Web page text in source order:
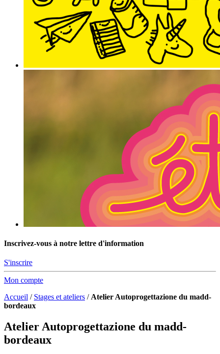
Inscrivez-vous à notre lettre d'information
S'inscrire
Mon compte
Accueil / Stages et ateliers /Atelier Autoprogettazione du madd-
bordeaux
Atelier Autoprogettazione du madd-
bordeaux